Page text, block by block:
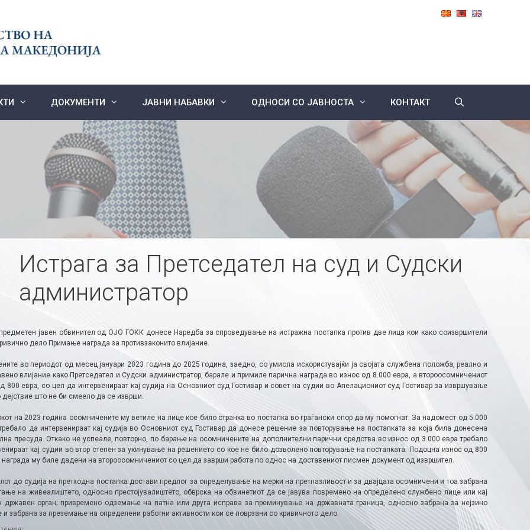
ДОКУМЕНТИ ЈАВНИ НАБАВКИ ОДНОСИ СО ЈАВНОСТА КОНТАКТ
Истрага за Претседател на суд и Судски
администратор
јавен обвинител од ОЈО ГОКК донесе Наредба за спроведување на истражна постапка против две лица кои како соизвршители
дело Примање награда за противзаконито влијание.
во периодот од месец јануари 2023 година до 2025 година, заедно, со умисла искористувајќи ја својата службена положба, реално и
влијание како Претседател и Судски администратор, барале и примиле парична награда во износ од 8.000 евра, а второосомничениот
800 евра, со цел да интервенираат кај судија на Основниот суд Гостивар и совет на судии во Апелациониот суд Гостивар за извршување
што не би смеело да се изврши.
на 2023 година осомничените му ветиле на лице кое било странка во постапка во граѓански спор да му помогнат. За надомест од 5.000
да интервенираат кај судија во Основниот суд Гостивар да донесе решение за повторување на постапката за која била донесена
пресуда. Откако не успеале, повторно, по барање на осомничените на дополнителни парични средства во износ од 3.000 евра требало
кај судии во втор степен за укинување на решението со кое не било дозволено повторување на постапката. Подоцна износ од 800
награда му биле дадени на второосомничениот со цел да заврши работа по однос на доставениот писмен документ од извршител.
до судија на претходна постапка достави предлог за определување на мерки на претпазливост и за двајцата осомничени и тоа забрана
на живеалиштето, односно престојувалиштето, обврска на обвинетиот да се јавува повремено на определено службено лице или кај
државен орган; привремено одземање на патна или друга исправа за преминување на државната граница, односно забрана за нејзино
забрана за преземање на определени работни активности кои се поврзани со кривичното дело.